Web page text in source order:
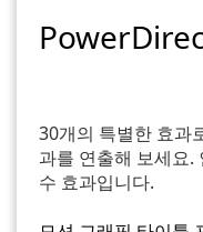
30개의 특별한 효과
과를 연출해 보세요.
수 효과입니다.